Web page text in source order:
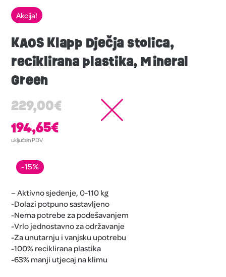
Akcija!
KAOS Klapp Dječja stolica,
reciklirana plastika, Mineral
Green
229,00€
194,65€
uključen PDV
-15%
– Aktivno sjedenje, 0-110 kg
-Dolazi potpuno sastavljeno
-Nema potrebe za podešavanjem
-Vrlo jednostavno za održavanje
-Za unutarnju i vanjsku upotrebu
-100% reciklirana plastika
-63% manji utjecaj na klimu